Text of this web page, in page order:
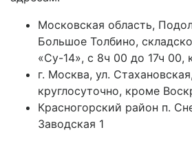
Московская область,
Большое Толбино,
«Су-14», с 8ч 00 до 17ч 00,
г. Москва, ул.
круглосуточно, кроме
Красногорский район п.
Заводская 1